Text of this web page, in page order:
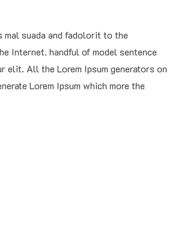
mal suada and fadolorit to the
Internet. handful of model sentence
elit. All the Lorem Ipsum generators on
Lorem Ipsum which more the